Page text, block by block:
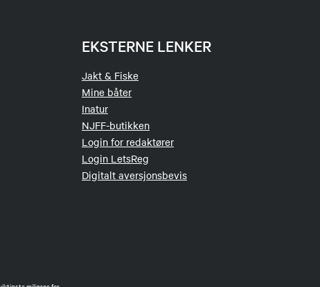
EKSTERNE LENKER
Jakt & Fiske
Mine båter
Inatur
NJFF-butikken
Login for redaktører
Login LetsReg
Digitalt aversjonsbevis